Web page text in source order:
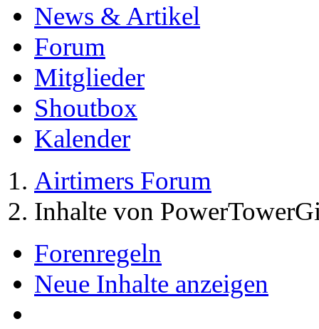
News & Artikel
Forum
Mitglieder
Shoutbox
Kalender
Airtimers Forum
Inhalte von
Forenregeln
Neue Inhalte anzeigen